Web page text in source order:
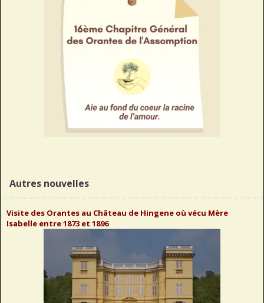
Autres nouvelles
Visite des Orantes au Château de Hingene où vécu Mère
Isabelle entre 1873 et 1896